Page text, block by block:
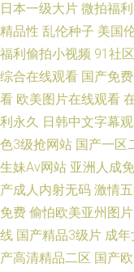
午夜日比导航 韩国av电影
狠狠干网站 人妻人人草
51黑料偷拍 91视频最新
美女交配 伪娘自慰 亚洲
97 国产超碰人人 久草资
婷好色五月天 伊人大香蕉
日本一级大片 微拍福
精品性 乱伦种子 美国
福利偷拍小视频 91社
综合在线观看 国产免
看 欧美图片在线观看
利永久 日韩中文字幕
色3级抢网站 国产一区
生妹Av网站 亚洲人成
产成人内射无码 激情
免费 偷怕欧美亚州图片
线 国产精品3级片 成年
产高清精品二区 国产